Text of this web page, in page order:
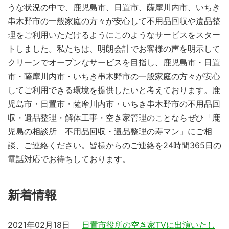
うな状況の中で、鹿児島市、日置市、薩摩川内市、いちき
串木野市の一般家庭の方々が安心して不用品回収や遺品整
理をご利用いただけるようにこのようなサービスをスター
トしました。私たちは、明朗会計でお客様の声を明示して
クリーンでオープンなサービスを目指し、鹿児島市・日置
市・薩摩川内市・いちき串木野市の一般家庭の方々が安心
してご利用できる環境を提供したいと考えております。鹿
児島市・日置市・薩摩川内市・いちき串木野市の不用品回
収・遺品整理・解体工事・空き家管理のことならぜひ「鹿
児島の相談所 不用品回収・遺品整理の寿マン」にご相
談、ご連絡ください。皆様からのご連絡を24時間365日の
電話対応でお待ちしております。
新着情報
日置市役所の空き家TVに出演いたし
2021年02月18日